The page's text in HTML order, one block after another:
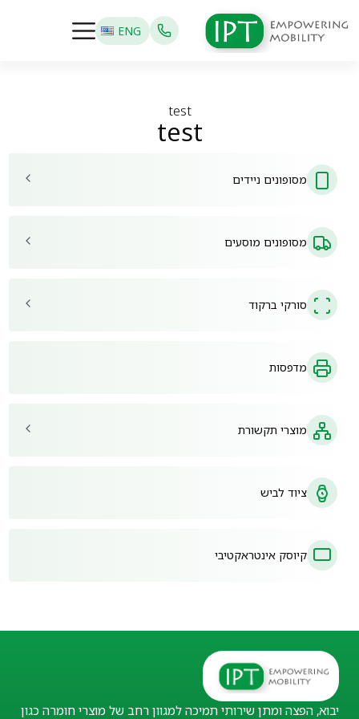
ENG
test
test
מסופונים ניידים
מסופונים מוסעים
סורקי ברקוד
מדפסות
מוצרי תקשורת
ציוד לביש
קיוסק אינטראקטיבי
יבוא, הפצה ומתן שירותי תמיכה למגוון רחב של מוצרי חומרה כגון